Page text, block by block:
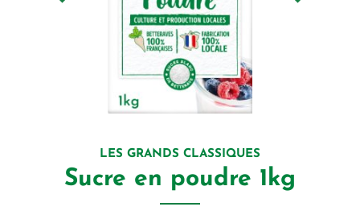
LES GRANDS CLASSIQUES
Sucre en poudre 1kg